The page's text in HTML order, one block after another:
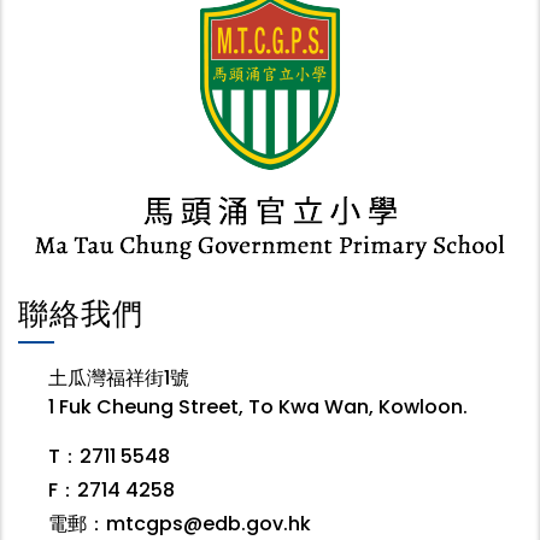
聯絡我們
土瓜灣福祥街1號
1 Fuk Cheung Street, To Kwa Wan, Kowloon.
T：2711 5548
F：2714 4258
電郵： mtcgps@edb.gov.hk